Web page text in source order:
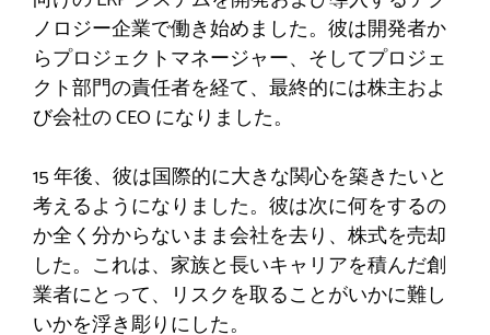
ノロジー企業で働き始めました。彼は開発者か
らプロジェクトマネージャー、そしてプロジェ
クト部門の責任者を経て、最終的には株主およ
び会社の CEO になりました。
15 年後、彼は国際的に大きな関心を築きたいと
考えるようになりました。彼は次に何をするの
か全く分からないまま会社を去り、株式を売却
した。これは、家族と長いキャリアを積んだ創
業者にとって、リスクを取ることがいかに難し
いかを浮き彫りにした。